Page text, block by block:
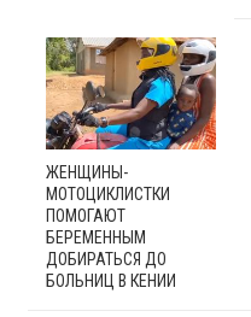
ЖЕНЩИНЫ-
МОТОЦИКЛИСТКИ
ПОМОГАЮТ
БЕРЕМЕННЫМ
ДОБИРАТЬСЯ ДО
БОЛЬНИЦ В КЕНИИ